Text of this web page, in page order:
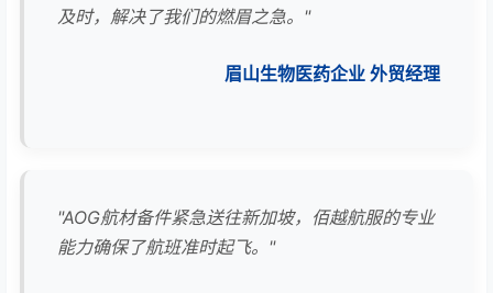
及时，解决了我们的燃眉之急。"
眉山生物医药企业 外贸经理
"AOG航材备件紧急送往新加坡，佰越航服的专业
能力确保了航班准时起飞。"